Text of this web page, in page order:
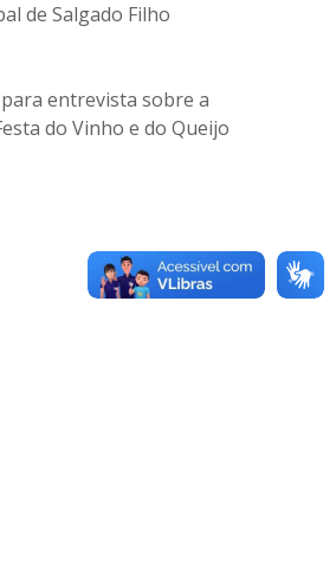
de Salgado Filho
entrevista sobre a
do Vinho e do Queijo